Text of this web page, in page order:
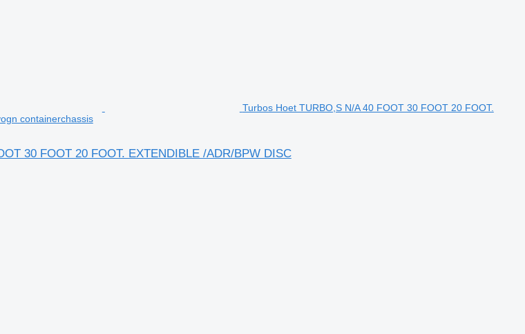
Turbos Hoet TURBO,S N/A 40 FOOT 30 FOOT 20 FOOT.
containerchassis
30 FOOT 20 FOOT. EXTENDIBLE /ADR/BPW DISC